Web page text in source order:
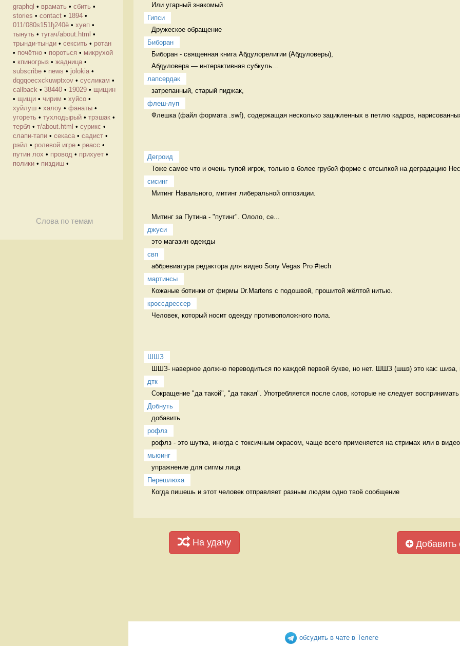
graphql • врамать • сбить •
stories • contact • 1894 •
011ѓ080ѕ151ђ240ё • хуеп •
тынуть • тугач/about.html •
трынди-тынди • сексить • ротан
• почётно • пороться • микрухой
• кпиногрыз • жадница •
subscribe • news • jolokia •
dqgqoecxckuwptxov • cусликам •
callback • 38440 • 19029 • щищин
• щищи • чирим • хуйсо •
хуйлуш • халоу • фанаты •
угореть • тухлодырый • трэшак •
тербл • т/about.html • сурикс •
слапи-тапи • секаса • садист •
рэйл • ролевой игре • реасс •
путин лох • провод • прихует •
полики • пиздиш •
Слова по темам
Или угарный знакомый
Гипси
Дружеское обращение
Биборан
Биборан - священная книга Абдулорелигии (Абдуловеры),
Абдуловера — интерактивная субкуль...
лапсердак
затрепанный, старый пиджак,
флеш-луп
Флешка (файл формата .swf), содержащая несколько зацикленных в петлю кадров,
Дегроид
Тоже самое что и очень тупой игрок, только в более грубой форме с отсылкой на деградацию
сисинг
Митинг Навального, митинг либеральной оппозиции.
Митинг за Путина - "путинг". Ололо, се...
джуси
это магазин одежды
свп
аббревиатура редактора для видео Sony Vegas Pro #tech
мартинсы
Кожаные ботинки от фирмы Dr.Martens с подошвой, прошитой жёлтой нитью.
кроссдрессер
Человек, который носит одежду противоположного пола.
ШШЗ
ШШЗ- наверное должно переводиться по каждой первой букве, но нет. ШШЗ (шшз) это как: шиза,
дтк
Сокращение "да такой", "да такая". Употребляется после слов, которые не следует
Добнуть
добавить
рофлз
рофлз - это шутка, иногда с токсичным окрасом, чаще всего применяется на стримах или в
мьюинг
упражнение для сигмы лица
Перешлюха
Когда пишешь и этот человек отправляет разным людям одно твоё сообщение
На удачу Добавить
обсудить в чате в Телеге